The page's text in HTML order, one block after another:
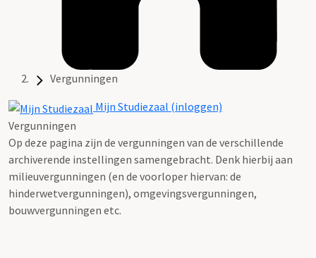
Vergunningen
Mijn Studiezaal (inloggen)
Vergunningen
Op deze pagina zijn de vergunningen van de verschillende
archiverende instellingen samengebracht. Denk hierbij aan
milieuvergunningen (en de voorloper hiervan: de
hinderwetvergunningen), omgevingsvergunningen,
bouwvergunningen etc.